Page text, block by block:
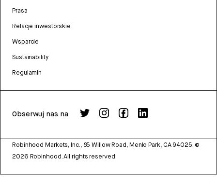
Prasa
Relacje inwestorskie
Wsparcie
Sustainability
Regulamin
Obserwuj nas na
Robinhood Markets, Inc., 85 Willow Road, Menlo Park, CA 94025. ©
2026 Robinhood. All rights reserved.